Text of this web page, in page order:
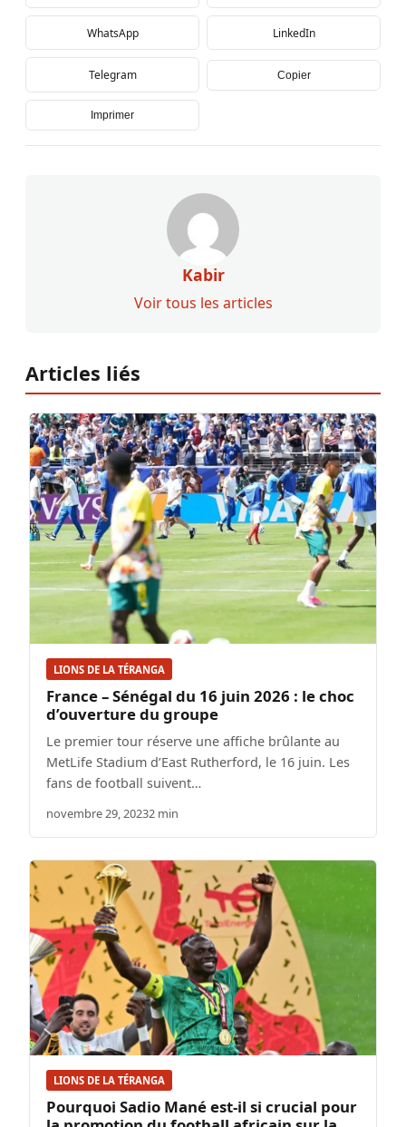
WhatsApp LinkedIn
Telegram Copier
Imprimer
Kabir
Voir tous les articles
Articles liés
LIONS DE LA TÉRANGA
France – Sénégal du 16 juin 2026 : le choc
d’ouverture du groupe
Le premier tour réserve une affiche brûlante au
MetLife Stadium d’East Rutherford, le 16 juin. Les
fans de football suivent…
novembre 29, 20232 min
LIONS DE LA TÉRANGA
Pourquoi Sadio Mané est-il si crucial pour